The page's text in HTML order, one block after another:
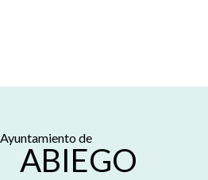
Ayuntamiento de
ABIEGO